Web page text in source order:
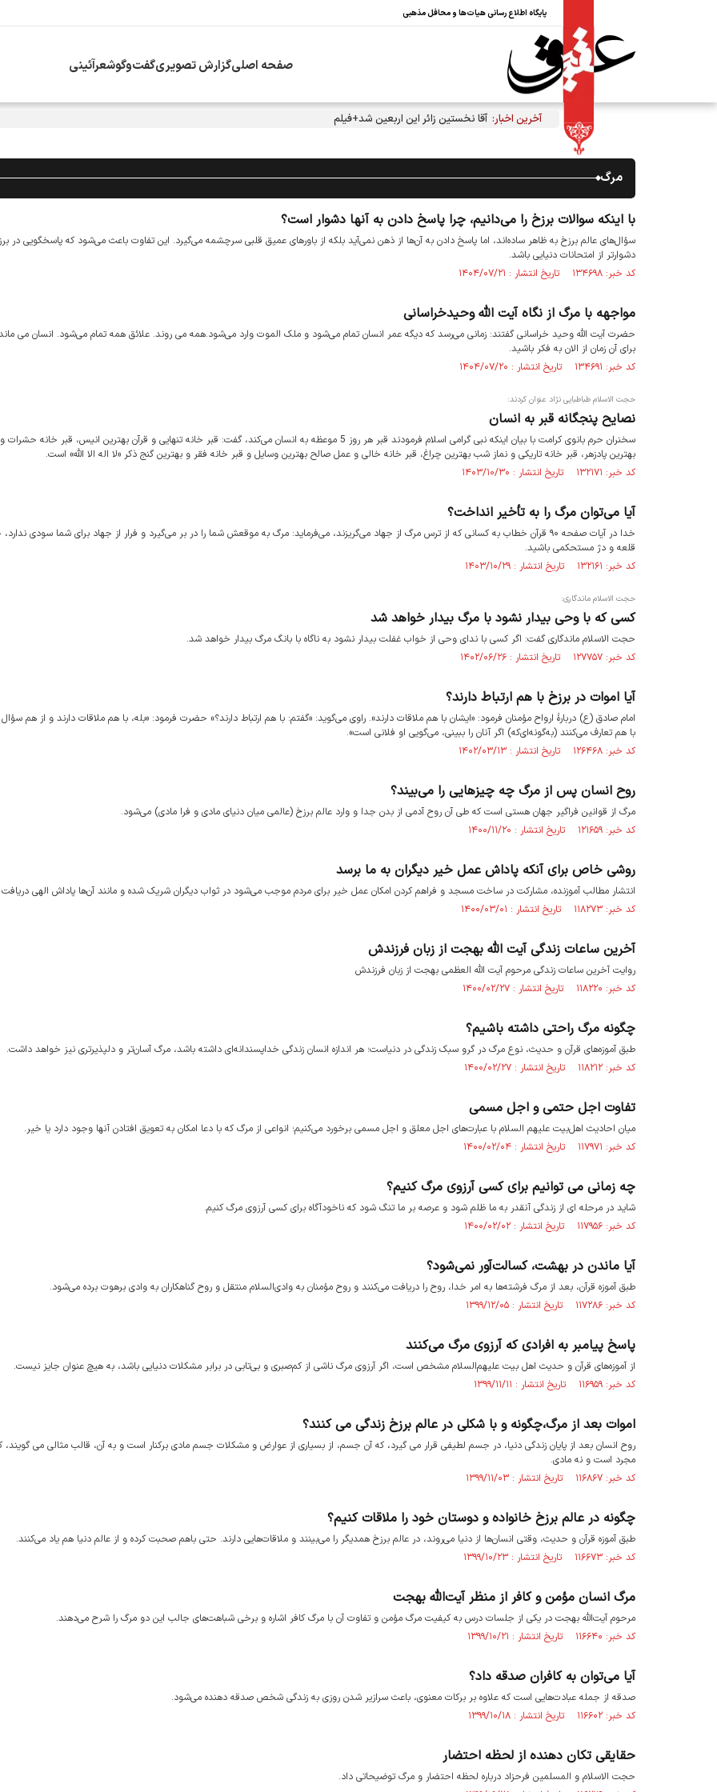
پایگاه اطلاع رسانی هیات‌ها و محافل مذهبی
صفحه اصلیگزارش تصویریگفت‌وگوشعرآئینی
آخرین اخبار: آقا نخستین زائر این اربعین شد+فیلم
مرگ
با اینکه سوالات برزخ را می‌دانیم، چرا پاسخ دادن به آنها دشوار است؟
سؤال‌های عالم برزخ به ظاهر ساده‌اند، اما پاسخ دادن به آن‌ها از ذهن نمی‌آید بلکه از باورهای عمیق قلبی سرچشمه می‌گیرد. این تفاوت باعث می‌شود که پاسخگویی در
دشوارتر از امتحانات دنیایی باشد.
کد خبر: ۱۳۴۶۹۸ تاریخ انتشار : ۱۴۰۴/۰۷/۲۱
مواجهه با مرگ از نگاه آیت الله وحیدخراسانی
حضرت آیت الله وحید خراسانی گفتند: زمانی می‌رسد که دیگه عمر انسان تمام‌ می‌شود و ملک الموت وارد می‌شود.همه می‌ روند. علائق همه تمام‌ می‌شود. انسان می
برای آن زمان از الان به فکر باشید.
کد خبر: ۱۳۴۶۹۱ تاریخ انتشار : ۱۴۰۴/۰۷/۲۰
حجت الاسلام طباطبایی نژاد عنوان کردند:
نصایح پنجگانه قبر به انسان
سخنران حرم بانوی کرامت با بیان اینکه نبی گرامی اسلام فرمودند قبر هر روز 5 موعظه به انسان می‌کند، گفت: قبر خانه تنهایی و قرآن بهترین انیس، قبر خانه
بهترین پادزهر، قبر خانه تاریکی و نماز شب بهترین چراغ، قبر خانه خالی و عمل صالح بهترین وسایل و قبر خانه فقر و بهترین گنج ذکر «لا اله الا الله» است.
کد خبر: ۱۳۲۱۷۱ تاریخ انتشار : ۱۴۰۳/۱۰/۳۰
آیا می‌توان مرگ‌ را به تأخیر انداخت؟
خدا در آیات صفحه ۹۰ قرآن خطاب به کسانی که از ترس مرگ از جهاد می‌گریزند، می‌فرماید: مرگ‌ به موقعش شما را در بر می‌گیرد و فرار از جهاد برای شما سودی
قلعه و دژ مستحکمی باشید.
کد خبر: ۱۳۲۱۶۱ تاریخ انتشار : ۱۴۰۳/۱۰/۲۹
حجت الاسلام ماندگاری:
کسی که با وحی بیدار نشود با مرگ بیدار خواهد شد
حجت الاسلام ماندگاری گفت: اگر کسی با ندای وحی از خواب غفلت بیدار نشود به ناگاه با بانگ مرگ بیدار خواهد شد.
کد خبر: ۱۲۷۷۵۷ تاریخ انتشار : ۱۴۰۲/۰۶/۲۶
آیا اموات در برزخ با هم ارتباط دارند؟
امام صادق (ع)‌ دربارۀ ارواح مؤمنان فرمود: «ایشان با هم ملاقات دارند». راوی می‌گوید: «گفتم: با هم ارتباط دارند؟» حضرت فرمود: «بله، با هم ملاقات دارند و از هم
با هم تعارف می‌کنند (به‌گونه‌ای‌که) اگر آنان را ببینی، می‌گویی او فلانی است».
کد خبر: ۱۲۶۴۶۸ تاریخ انتشار : ۱۴۰۲/۰۳/۱۳
روح انسان پس از مرگ چه چیزهایی را می‌بیند؟
مرگ از قوانین فراگیر جهان هستی است که طی آن روح آدمی از بدن جدا و وارد عالم برزخ (عالمی میان دنیای مادی و فرا مادی) می‌شود.
کد خبر: ۱۲۱۶۵۹ تاریخ انتشار : ۱۴۰۰/۱۱/۲۰
روشی خاص برای آنکه پاداش عمل خیر دیگران به ما برسد
انتشار مطالب آموزنده، مشارکت در ساخت مسجد و فراهم کردن امکان عمل خیر برای مردم موجب می‌شود در ثواب دیگران شریک شده و مانند آن‌ها پاداش الهی دریافت
کد خبر: ۱۱۸۲۷۳ تاریخ انتشار : ۱۴۰۰/۰۳/۰۱
آخرین ساعات زندگی آیت الله بهجت از زبان فرزندش
روایت آخرین ساعات زندگی مرحوم آیت الله العظمی بهجت از زبان فرزندش
کد خبر: ۱۱۸۲۲۰ تاریخ انتشار : ۱۴۰۰/۰۲/۲۷
چگونه مرگ راحتی داشته باشیم؟
طبق آموزه‌های قرآن و حدیث، نوع مرگ در گرو سبک زندگی در دنیاست؛ هر اندازه انسان زندگی خداپسندانه‌ای داشته باشد، مرگ آسان‌تر و دلپذیرتری نیز خواهد داشت.
کد خبر: ۱۱۸۲۱۲ تاریخ انتشار : ۱۴۰۰/۰۲/۲۷
تفاوت اجل حتمی و اجل مسمی
میان احادیث اهل‌بیت علیهم السلام با عبارت‌های اجل معلق و اجل مسمی برخورد می‌کنیم؛ انواعی از مرگ که با دعا امکان به تعویق افتادن آنها وجود دارد یا خیر.
کد خبر: ۱۱۷۹۷۱ تاریخ انتشار : ۱۴۰۰/۰۲/۰۴
چه زمانی می توانیم برای کسی آرزوی مرگ کنیم؟
شاید در مرحله ای از زندگی آنقدر به ما ظلم شود و عرصه بر ما تنگ شود که ناخودآگاه برای کسی آرزوی مرگ کنیم.
کد خبر: ۱۱۷۹۵۶ تاریخ انتشار : ۱۴۰۰/۰۲/۰۲
آیا ماندن در بهشت، کسالت‌آور نمی‌شود؟
طبق آموزه قرآن، بعد از مرگ فرشته‌ها به امر خدا، روح را دریافت می‌کنند و روح مؤمنان به وادی‌السلام منتقل و روح گناهکاران به وادی برهوت برده می‌شود.
کد خبر: ۱۱۷۲۸۶ تاریخ انتشار : ۱۳۹۹/۱۲/۰۵
پاسخ پیامبر به افرادی که آرزوی مرگ می‌کنند
از آموزه‌های قرآن و حدیث اهل بیت علیهم‌السلام مشخص است، اگر آرزوی مرگ ناشی از کم‌صبری و بی‌تابی در برابر مشکلات دنیایی باشد، به هیچ عنوان جایز نیست.
کد خبر: ۱۱۶۹۵۹ تاریخ انتشار : ۱۳۹۹/۱۱/۱۱
اموات بعد از مرگ،چگونه و با شکلی در عالم برزخ زندگی می کنند؟
روح انسان بعد از پایان زندگی دنیا، در جسم لطیفی قرار می گیرد، که آن جسم، از بسیاری از عوارض و مشکلات جسم مادی برکنار است و به آن، قالب مثالی می گویند،
مجرد است و نه مادی.
کد خبر: ۱۱۶۸۶۷ تاریخ انتشار : ۱۳۹۹/۱۱/۰۳
چگونه در عالم برزخ خانواده و دوستان خود را ملاقات کنیم؟
طبق آموزه قرآن و حدیث، وقتی انسان‌ها از دنیا می‌روند، در عالم برزخ همدیگر را می‌بینند و ملاقات‌هایی دارند. حتی باهم صحبت کرده و از عالم دنیا هم یاد می‌کنند.
کد خبر: ۱۱۶۶۷۳ تاریخ انتشار : ۱۳۹۹/۱۰/۲۳
مرگ انسان مؤمن و کافر از منظر آیت‌الله بهجت
مرحوم آیت‌الله بهجت در یکی از جلسات درس به کیفیت مرگ مؤمن و تفاوت آن با مرگ کافر اشاره و برخی شباهت‌های جالب این دو مرگ را شرح می‌دهند.
کد خبر: ۱۱۶۶۴۰ تاریخ انتشار : ۱۳۹۹/۱۰/۲۱
آیا می‌توان به کافران صدقه داد؟
صدقه از جمله عبادت‌هایی است که علاوه بر برکات معنوی، باعث سرازیر شدن روزی به زندگی شخص صدقه دهنده می‌شود.
کد خبر: ۱۱۶۶۰۲ تاریخ انتشار : ۱۳۹۹/۱۰/۱۸
حقایقی تکان دهنده از لحظه احتضار
حجت الاسلام و المسلمین فرحزاد درباره لحظه احتضار و مرگ توضیحاتی داد.